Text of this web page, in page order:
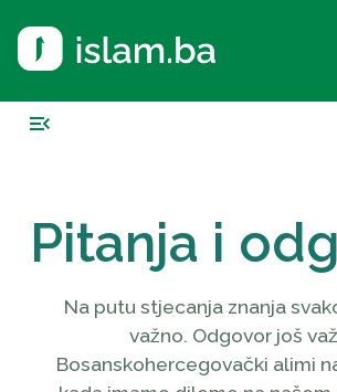
menu_open
Pitanja i
Na putu stjecanja znanja
važno. Odgovor još
Bosanskohercegovački alimi